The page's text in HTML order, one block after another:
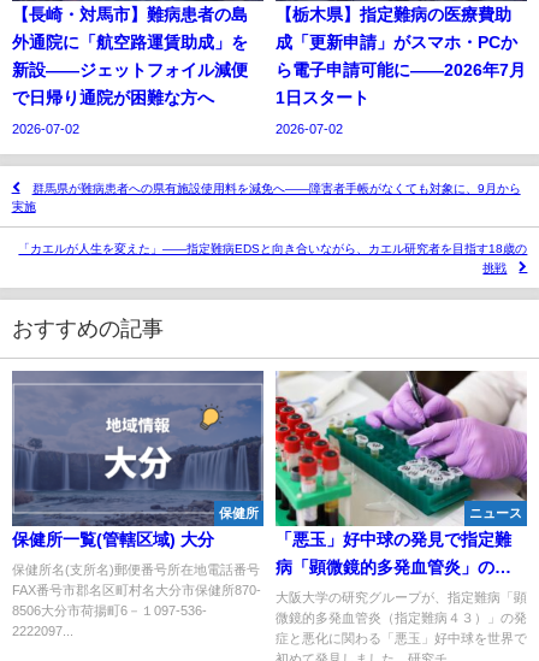
【長崎・対馬市】難病患者の島
外通院に「航空路運賃助成」を
新設——ジェットフォイル減便
で日帰り通院が困難な方へ
2026-07-02
【栃木県】指定難病の医療費助
成「更新申請」がスマホ・PCか
ら電子申請可能に——2026年7月
1日スタート
2026-07-02
群馬県が難病患者への県有施設使用料を減免へ——障害者手帳がなくても対象に、9月から
実施
「カエルが人生を変えた」——指定難病EDSと向き合いながら、カエル研究者を目指す18歳の
挑戦
おすすめの記事
保健所
保健所一覧(管轄区域) 大分
保健所名(支所名)郵便番号所在地電話番号
FAX番号市郡名区町村名大分市保健所870-
8506大分市荷揚町6－１097-536-
2222097...
ニュース
「悪玉」好中球の発見で指定難
病「顕微鏡的多発血管炎」の再
燃予測が可能に
大阪大学の研究グループが、指定難病「顕
微鏡的多発血管炎（指定難病４３）」の発
症と悪化に関わる「悪玉」好中球を世界で